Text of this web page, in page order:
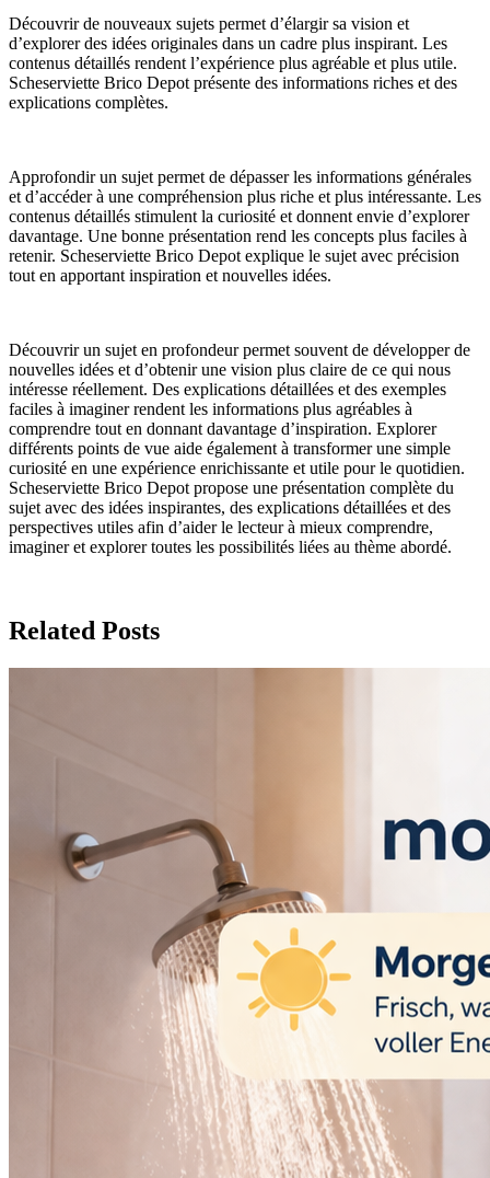
Découvrir de nouveaux sujets permet d’élargir sa vision et
d’explorer des idées originales dans un cadre plus inspirant. Les
contenus détaillés rendent l’expérience plus agréable et plus utile.
Scheserviette Brico Depot présente des informations riches et des
explications complètes.
Approfondir un sujet permet de dépasser les informations générales
et d’accéder à une compréhension plus riche et plus intéressante. Les
contenus détaillés stimulent la curiosité et donnent envie d’explorer
davantage. Une bonne présentation rend les concepts plus faciles à
retenir. Scheserviette Brico Depot explique le sujet avec précision
tout en apportant inspiration et nouvelles idées.
Découvrir un sujet en profondeur permet souvent de développer de
nouvelles idées et d’obtenir une vision plus claire de ce qui nous
intéresse réellement. Des explications détaillées et des exemples
faciles à imaginer rendent les informations plus agréables à
comprendre tout en donnant davantage d’inspiration. Explorer
différents points de vue aide également à transformer une simple
curiosité en une expérience enrichissante et utile pour le quotidien.
Scheserviette Brico Depot propose une présentation complète du
sujet avec des idées inspirantes, des explications détaillées et des
perspectives utiles afin d’aider le lecteur à mieux comprendre,
imaginer et explorer toutes les possibilités liées au thème abordé.
Related Posts